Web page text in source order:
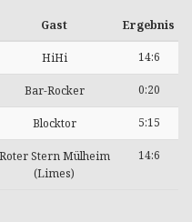
Gast Ergebnis
HiHi 14:6
Bar-Rocker 0:20
Blocktor 5:15
Roter Stern Mülheim
(Limes)
14:6